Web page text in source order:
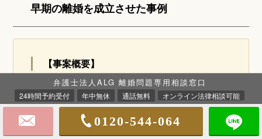
早期の離婚を成立させた事例
【事案概要】
相手方が不貞行為（浮気・不倫）と依頼者への
DVを行っていた事案です。
弁護士法人ALG 離婚問題専用相談窓口
24時間予約受付 年中無休 通話無料 オンライン法律相談可能
0120-544-064